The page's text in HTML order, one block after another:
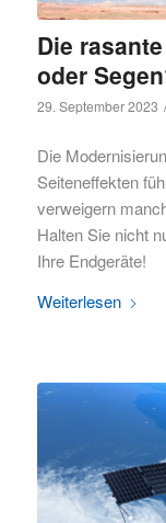
Die
oder
29. September 2023
Die
Seiteneffekten
verweigern
Halten Sie nicht
Ihre Endgeräte!
Weiterlesen